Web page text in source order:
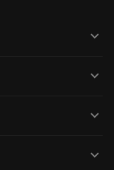
keyboard_arrow_down
keyboard_arrow_down
keyboard_arrow_down
keyboard_arrow_down